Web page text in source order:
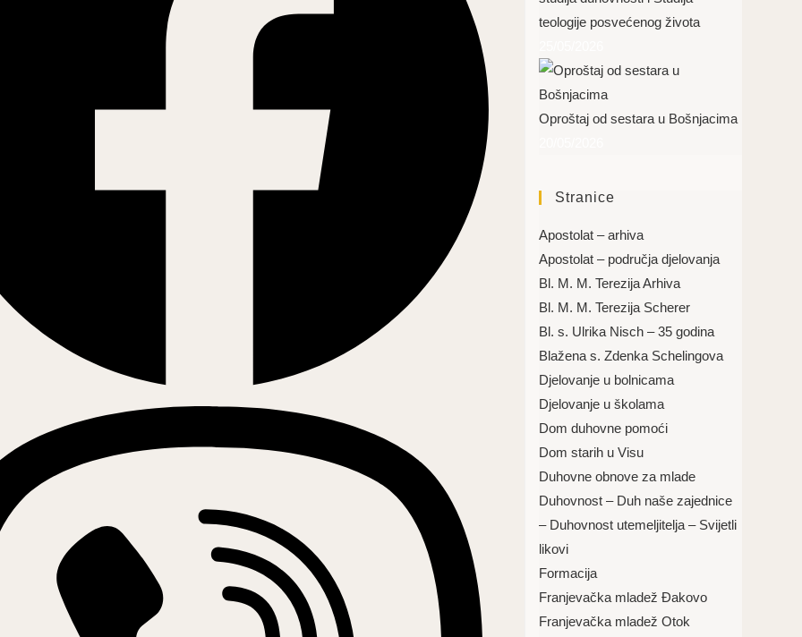
teologije posvećenog života
Oproštaj od sestara u Bošnjacima
Stranice
Apostolat – arhiva
Apostolat – područja djelovanja
Bl. M. M. Terezija Arhiva
Bl. M. M. Terezija Scherer
Bl. s. Ulrika Nisch – 35 godina
Blažena s. Zdenka Schelingova
Djelovanje u bolnicama
Djelovanje u školama
Dom duhovne pomoći
Dom starih u Visu
Duhovne obnove za mlade
Duhovnost – Duh naše zajednice
– Duhovnost utemeljitelja – Svijetli
likovi
Formacija
Franjevačka mladež Đakovo
Franjevačka mladež Otok